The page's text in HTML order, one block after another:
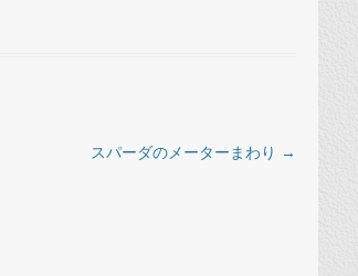
スパーダのメーターまわり →